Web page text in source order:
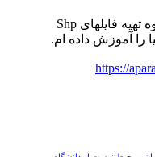
در این ویدئوی آموزشی نحوه تهیه فایلهای Shp
را آموزش داده ام.
https://